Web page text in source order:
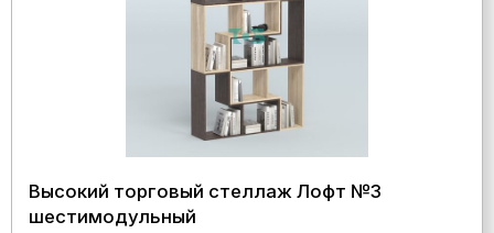
Высокий торговый стеллаж Лофт №3
шестимодульный